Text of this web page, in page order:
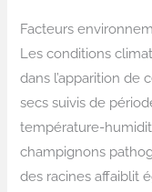
Facteurs
Les conditions
dans l’apparition de
secs suivis de
température-
champignons
des racines affaiblit